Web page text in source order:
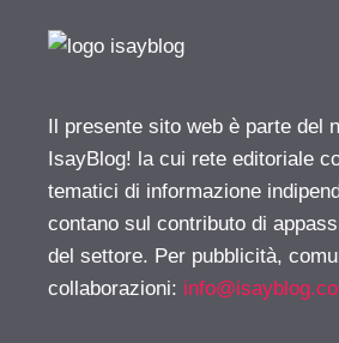
Il presente sito web è parte del
IsayBlog! la cui rete editoriale
tematici di informazione
contano sul contributo di
del settore. Per pubblicità,
collaborazioni: